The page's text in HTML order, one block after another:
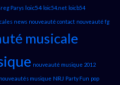
Parys loic54 loic54.net loicb54
news nouveauté contact nouveauté fg
musicale
nouveauté musique 2012
nouveautés musique NRJ Party Fun pop